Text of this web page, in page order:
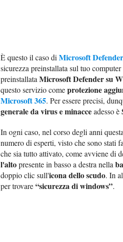
È questo il caso di Microsoft
sicurezza preinstallata sul tuo
preinstallata Microsoft Defender su
questo servizio comeprotezione
Microsoft 365. Per essere precisi,
generale da virus e minacceadesso è
In ogni caso, nel corso degli anni
numero di esperti, visto che sono stati
che sia tutto attivato, come avviene di
l'altopresente in basso a destra nella
doppio clic sull'icona dello scudo. In
per trovare“sicurezza di windows”.